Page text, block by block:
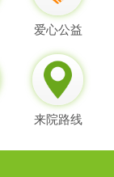
爱心公益
来院路线